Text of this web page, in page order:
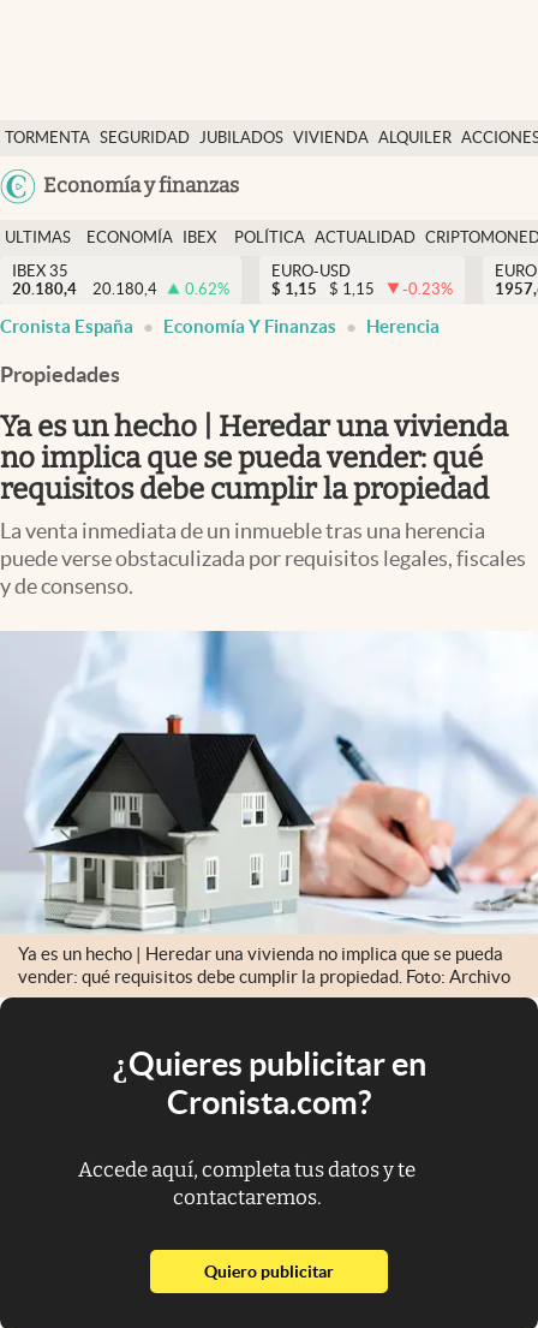
TORMENTA SEGURIDAD JUBILADOS VIVIENDA ALQUILER
Economía y finanzas
Economía y finanzas
Política
Actualidad
Criptomonedas
España
ULTIMAS
NOTICIAS
ECONOMÍA
FINANZAS
IBEX
EURO
POLÍTICA ACTUALIDAD
IBEX 35
20.180,4
20.180,4 0.62%
EURO-USD
$ 1,15 $ 1,15 -0.23%
Cronista España Economía Y Finanzas Herencia
Propiedades
Ya es un hecho | Heredar una vivienda
no implica que se pueda vender: qué
requisitos debe cumplir la propiedad
La venta inmediata de un inmueble tras una herencia
puede verse obstaculizada por requisitos legales, fiscales
y de consenso.
Ya es un hecho | Heredar una vivienda no implica que se pueda
vender: qué requisitos debe cumplir la propiedad. Foto: Archivo
¿Quieres publicitar en
Cronista.com?
Accede aquí, completa tus datos y te
contactaremos.
Quiero publicitarabre en nueva pestaña